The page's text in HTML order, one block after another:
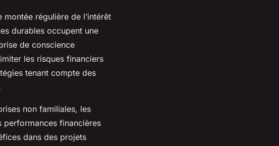
montée régulière de l’intérêt
durables occupent une
de conscience
les risques financiers
tenant compte des
non familiales, les
performances financières
dans des projets